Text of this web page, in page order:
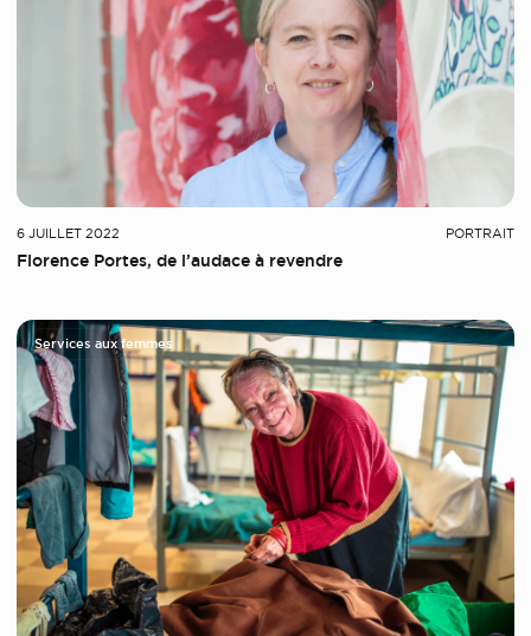
6 JUILLET 2022 PORTRAIT
Florence Portes, de l’audace à revendre
Services aux femmes